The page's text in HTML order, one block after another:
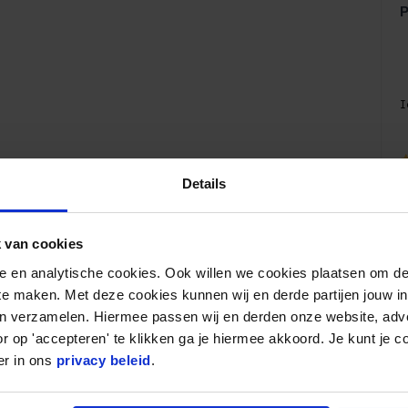
Details
van cookies
en analytische cookies. Ook willen we cookies plaatsen om
maken. Met deze cookies kunnen wij en derde partijen jouw
verzamelen. Hiermee passen wij en derden onze website,
op 'accepteren' te klikken ga je hiermee akkoord. Je kunt je
in ons privacy beleid.
je het voor nodig hebt. Het balanskussen FIT is
Mocht je op zoek zijn naar een
kun je ook eens kijken naar ons
voor een actieve zit natuurlijk.
1